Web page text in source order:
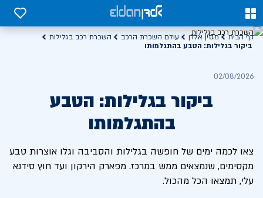
0
0
דף הבית מגזין אלדן עולם השכרת הרכב
השכרת רכב בגלילות
ביקור בגלילות: הטבע בהתגלמותו
02/08/2026
ביקור בגלילות: הטבע
בהתגלמותו
צאו לכמה ימים של חופשה בגלילות והסביבה וגלו אוצרות טבע
מקסימים, שנמצאים ממש במרכז. מפארק הירקון ועד חוץ סידנא
עלי, תמצאו הכל מהכול.